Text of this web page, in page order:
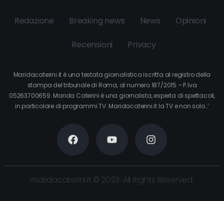
Redazione Breaking news News Opinioni
Recensioni Privacy
Maridacaterini.it è una testata giornalistica iscritta al registro della
stampa del tribunale di Roma, al numero 187/2015 – P.Iva
05263700659. Marida Caterini è una giornalista, esperta di spettacoli,
in particolare di programmi TV. Maridacaterini.it la TV e non solo…’
maridacaterini.it © 2023. All Rights Reserved.